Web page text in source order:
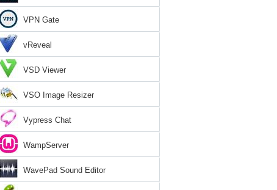
VPN Gate
vReveal
VSD Viewer
VSO Image Resizer
Vypress Chat
WampServer
WavePad Sound Editor